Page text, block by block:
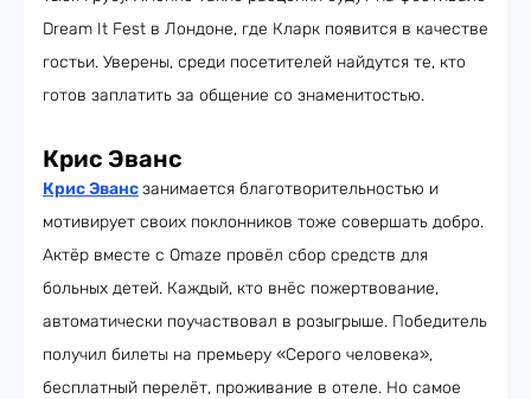
Dream It Fest в Лондоне, где Кларк появится в качестве
гостьи. Уверены, среди посетителей найдутся те, кто
готов заплатить за общение со знаменитостью.
Крис Эванс
Крис Эвансзанимается благотворительностью и
мотивирует своих поклонников тоже совершать добро.
Актёр вместе с Omaze провёл сбор средств для
больных детей. Каждый, кто внёс пожертвование,
автоматически поучаствовал в розыгрыше. Победитель
получил билеты на премьеру «Серого человека»,
бесплатный перелёт, проживание в отеле. Но самое